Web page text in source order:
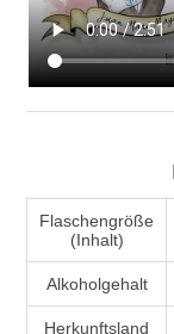
Flaschengröße
(Inhalt)
Alkoholgehalt
Herkunftsland